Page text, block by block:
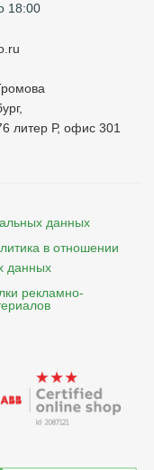
18:00
литер Р, офис 301
данных
в отношении
данных
рекламно-